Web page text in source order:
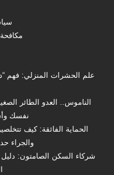
علم الحشرات المنزلي: فهم
الناموس.. العدو الطائر
نفسك
الحماية الفائقة: كيف
والجراء
شركاء السكن الصامتون: